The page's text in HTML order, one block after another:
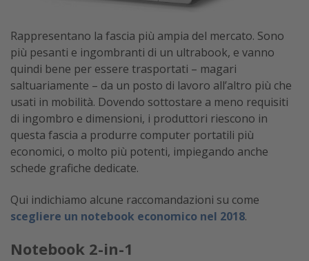
Rappresentano la fascia più ampia del mercato. Sono
più pesanti e ingombranti di un ultrabook, e vanno
quindi bene per essere trasportati – magari
saltuariamente – da un posto di lavoro all’altro più che
usati in mobilità. Dovendo sottostare a meno requisiti
di ingombro e dimensioni, i produttori riescono in
questa fascia a produrre computer portatili più
economici, o molto più potenti, impiegando anche
schede grafiche dedicate.
Qui indichiamo alcune raccomandazioni su come
scegliere un notebook economico nel 2018.
Notebook 2-in-1